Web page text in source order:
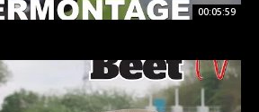
00:05:59